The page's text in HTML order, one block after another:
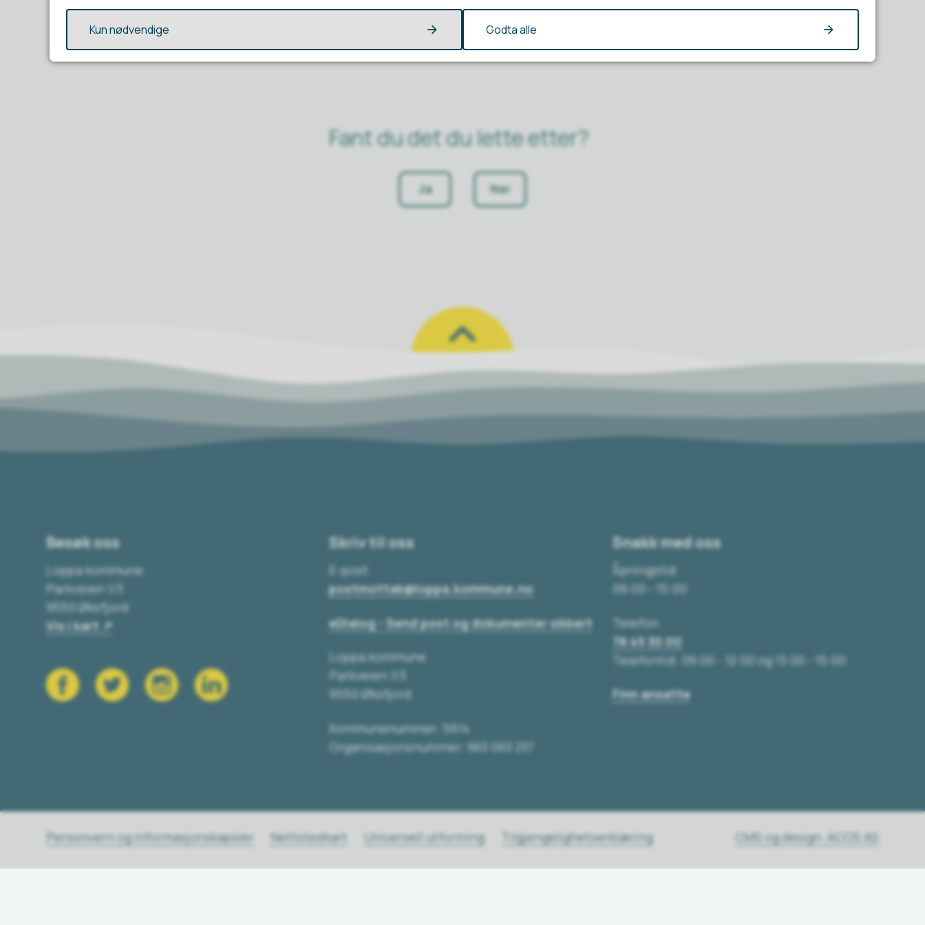
Fant du det du lette etter?
Ja Nei
Besøk oss
Loppa kommune
Parkveien 1/3
9550 Øksfjord
Vis i kart
Skriv til oss
E-post
postmottak@loppa.kommune.no
eDialog - Send post og dokumenter sikkert
Loppa kommune
Parkveien 1/3
9550 Øksfjord
Kommunenummer: 5614
Organisasjonsnummer: 963 063 237
Snakk med oss
Åpningstid
09:00 - 15:00
Telefon
78 45 30 00
Telefontid: 09:00 - 12:00 og 13:00 - 15:00
Finn ansatte
Personvern og informasjonskapsler CMS og design: ACOS AS
Nettstedkart Universell utforming Tilgjengelighetserklæring
Kun nødvendige Godta alle